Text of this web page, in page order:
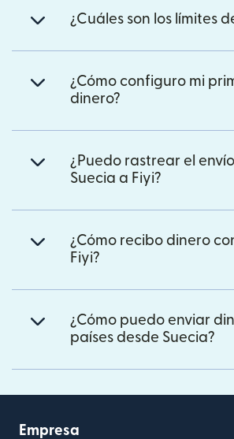
¿Cuáles son los límites
¿Cómo configuro mi
dinero?
¿Puedo rastrear el
Suecia a Fiyi?
¿Cómo recibo dinero
Fiyi?
¿Cómo puedo enviar
países desde Suecia?
Empresa